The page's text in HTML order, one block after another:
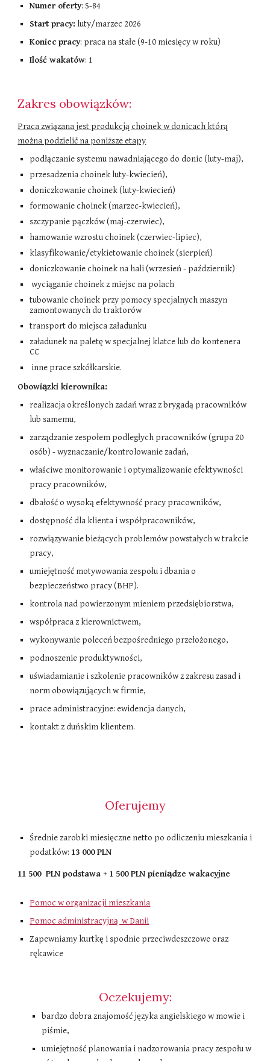
Numer oferty: S-84
Start pracy: luty/marzec 2026
Koniec pracy: praca na stałe (9-10 miesięcy w roku)
Ilość wakatów: 1
Zakres obowiązków:
Praca związana jest produkcją choinek w donicach którą
można podzielić na poniższe etapy
podłączanie systemu nawadniającego do donic (luty-maj),
przesadzenia choinek luty-kwiecień),
doniczkowanie choinek (luty-kwiecień)
formowanie choinek (marzec-kwiecień),
szczypanie pączków (maj-czerwiec),
hamowanie wzrostu choinek (czerwiec-lipiec),
klasyfikowanie/etykietowanie choinek (sierpień)
doniczkowanie choinek na hali (wrzesień - październik)
wyciąganie choinek z miejsc na polach
tubowanie choinek przy pomocy specjalnych maszyn
zamontowanych do traktorów
transport do miejsca załadunku
załadunek na paletę w specjalnej klatce lub do kontenera
CC
inne prace szkółkarskie.
Obowiązki kierownika:
realizacja określonych zadań wraz z brygadą pracowników
lub samemu,
zarządzanie zespołem podległych pracowników (grupa 20
osób) - wyznaczanie/kontrolowanie zadań,
właściwe monitorowanie i optymalizowanie efektywności
pracy pracowników,
dbałość o wysoką efektywność pracy pracowników,
dostępność dla klienta i współpracowników,
rozwiązywanie bieżących problemów powstałych w trakcie
pracy,
umiejętność motywowania zespołu i dbania o
bezpieczeństwo pracy (BHP).
kontrola nad powierzonym mieniem przedsiębiorstwa,
współpraca z kierownictwem,
wykonywanie poleceń bezpośredniego przełożonego,
podnoszenie produktywności,
uświadamianie i szkolenie pracowników z zakresu zasad i
norm obowiązujących w firmie,
prace administracyjne: ewidencja danych,
kontakt z duńskim klientem.
Oferujemy
Średnie zarobki miesięczne netto po odliczeniu mieszkania i
podatków​: 13 000 PLN
11 500 PLN podstawa + 1 500 PLN pieniądze wakacyjne
Pomoc w organizacji mieszkania
Pomoc administracyjną w Danii
Zapewniamy kurtkę i spodnie przeciwdeszczowe oraz
rękawice
Oczekujemy:
bardzo dobra znajomość języka angielskiego w mowie i
piśmie,
umiejętność planowania i nadzorowania pracy zespołu w